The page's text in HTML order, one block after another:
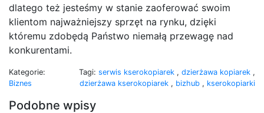
dlatego też jesteśmy w stanie zaoferować swoim
klientom najważniejszy sprzęt na rynku, dzięki
któremu zdobędą Państwo niemałą przewagę nad
konkurentami.
Kategorie:
Biznes
Tagi: serwis kserokopiarek , dzierżawa kopiarek ,
dzierżawa kserokopiarek , bizhub , kserokopiarki
Podobne wpisy